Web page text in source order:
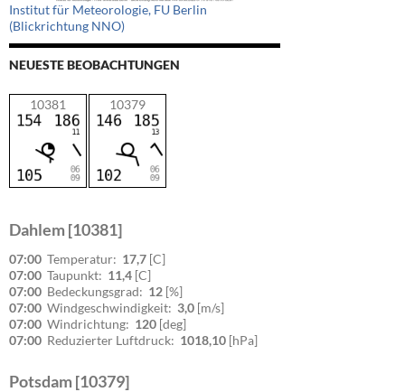
Institut für Meteorologie, FU Berlin
(Blickrichtung NNO)
NEUESTE BEOBACHTUNGEN
10381 10379
Dahlem [10381]
07:00 Temperatur: 17,7 [C]
07:00 Taupunkt: 11,4 [C]
07:00 Bedeckungsgrad: 12 [%]
07:00 Windgeschwindigkeit: 3,0 [m/s]
07:00 Windrichtung: 120 [deg]
07:00 Reduzierter Luftdruck: 1018,10 [hPa]
Potsdam [10379]